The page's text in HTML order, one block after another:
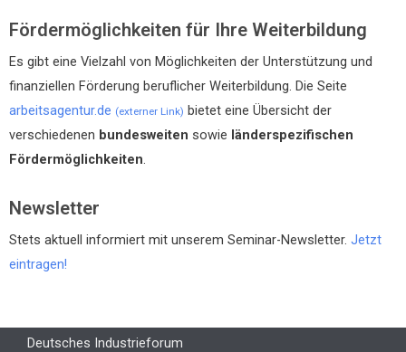
Fördermöglichkeiten für Ihre Weiterbildung
Es gibt eine Vielzahl von Möglichkeiten der Unterstützung und
finanziellen Förderung beruflicher Weiterbildung. Die Seite
arbeitsagentur.de (externer Link) bietet eine Übersicht der
verschiedenen bundesweiten sowie länderspezifischen
Fördermöglichkeiten.
Newsletter
Stets aktuell informiert mit unserem Seminar-Newsletter. Jetzt
eintragen!
Deutsches Industrieforum